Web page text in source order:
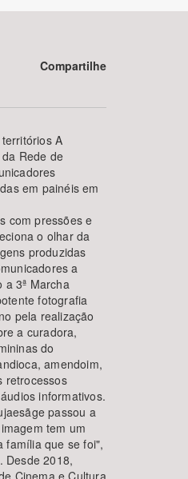
BUSCAR
Compartilhe
A
Rede de
em painéis em
com pressões e
o olhar da
produzidas
a
3ª Marcha
fotografia
pela realização
a curadora,
do
amendoim,
retrocessos
informativos.
passou a
tem um
família que se foi",
Desde 2018,
Cinema e Cultura